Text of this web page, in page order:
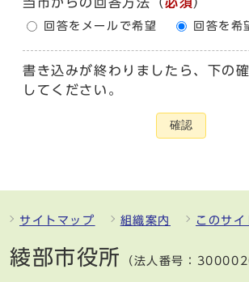
回答をメールで希望 回答を希
書き込みが終わりましたら、下の
してください。
確認
サイトマップ 組織案内 このサイ
綾部市役所 （法人番号：